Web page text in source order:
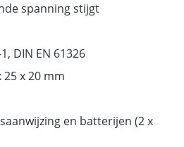
spanning stijgt
DIN EN 61326
25 x 20 mm
en batterijen (2 x